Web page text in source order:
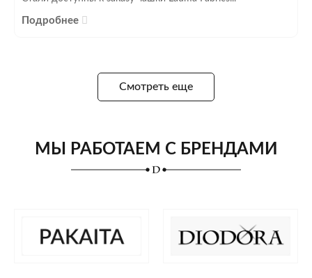
Подробнее
Смотреть еще
МЫ РАБОТАЕМ С БРЕНДАМИ